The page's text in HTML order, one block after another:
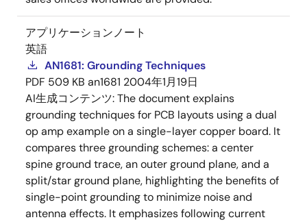
アプリケーションノート
英語
AN1681: Grounding Techniques
PDF 509 KB an1681 2004年1月19日
AI生成コンテンツ:The document explains
grounding techniques for PCB layouts using a dual
op amp example on a single-layer copper board. It
compares three grounding schemes: a center
spine ground trace, an outer ground plane, and a
split/star ground plane, highlighting the benefits of
single-point grounding to minimize noise and
antenna effects. It emphasizes following current